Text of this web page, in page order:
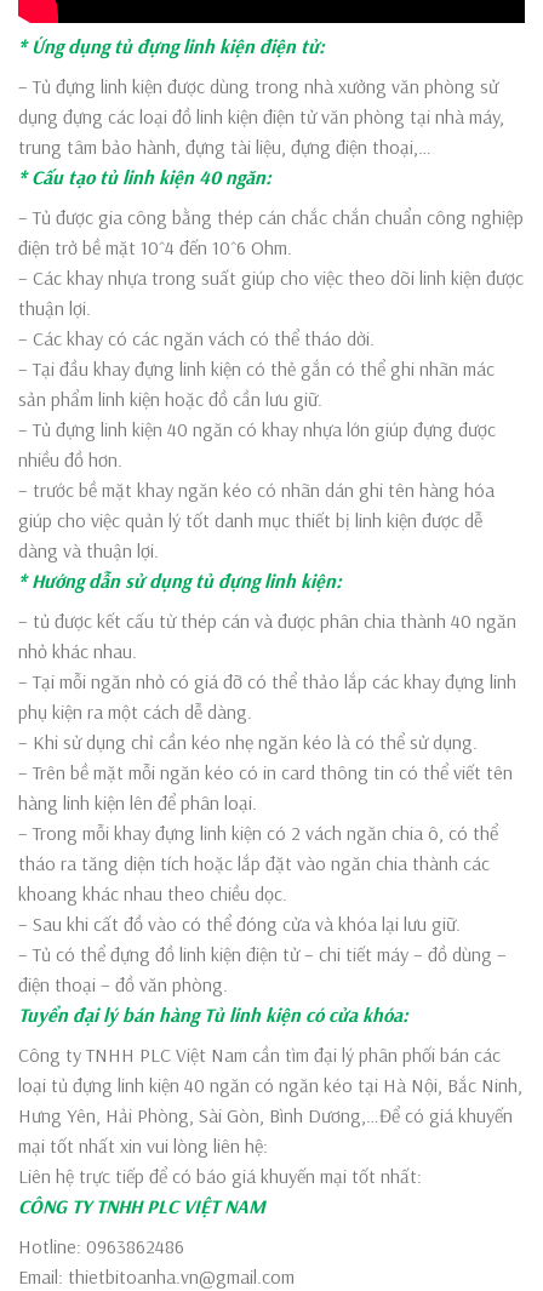
* Ứng dụng tủ đựng linh kiện điện tử:
– Tủ đựng linh kiện được dùng trong nhà xưởng văn phòng sử
dụng đựng các loại đồ linh kiện điện tử văn phòng tại nhà máy,
trung tâm bảo hành, đựng tài liệu, đựng điện thoại,…
* Cấu tạo tủ linh kiện 40 ngăn:
– Tủ được gia công bằng thép cán chắc chắn chuẩn công nghiệp
điện trở bề mặt 10^4 đến 10^6 Ohm.
– Các khay nhựa trong suất giúp cho việc theo dõi linh kiện được
thuận lợi.
– Các khay có các ngăn vách có thể tháo dời.
– Tại đầu khay đựng linh kiện có thẻ gắn có thể ghi nhãn mác
sản phẩm linh kiện hoặc đồ cần lưu giữ.
– Tủ đựng linh kiện 40 ngăn có khay nhựa lớn giúp đựng được
nhiều đồ hơn.
– trước bề mặt khay ngăn kéo có nhãn dán ghi tên hàng hóa
giúp cho việc quản lý tốt danh mục thiết bị linh kiện được dễ
dàng và thuận lợi.
* Hướng dẫn sử dụng tủ đựng linh kiện:
– tủ được kết cấu từ thép cán và được phân chia thành 40 ngăn
nhỏ khác nhau.
– Tại mỗi ngăn nhỏ có giá đỡ có thể thảo lắp các khay đựng linh
phụ kiện ra một cách dễ dàng.
– Khi sử dụng chỉ cần kéo nhẹ ngăn kéo là có thể sử dụng.
– Trên bề mặt mỗi ngăn kéo có in card thông tin có thể viết tên
hàng linh kiện lên để phân loại.
– Trong mỗi khay đựng linh kiện có 2 vách ngăn chia ô, có thể
tháo ra tăng diện tích hoặc lắp đặt vào ngăn chia thành các
khoang khác nhau theo chiều dọc.
– Sau khi cất đồ vào có thể đóng cửa và khóa lại lưu giữ.
– Tủ có thể đựng đồ linh kiện điện tử – chi tiết máy – đồ dùng –
điện thoại – đồ văn phòng.
Tuyển đại lý bán hàng Tủ linh kiện có cửa khóa:
Công ty TNHH PLC Việt Nam cần tìm đại lý phân phối bán các
loại tủ đựng linh kiện 40 ngăn có ngăn kéo tại Hà Nội, Bắc Ninh,
Hưng Yên, Hải Phòng, Sài Gòn, Bình Dương,…Để có giá khuyến
mại tốt nhất xin vui lòng liên hệ:
Liên hệ trực tiếp để có báo giá khuyến mại tốt nhất:
CÔNG TY TNHH PLC VIỆT NAM
Hotline: 0963862486
Email: thietbitoanha.vn@gmail.com